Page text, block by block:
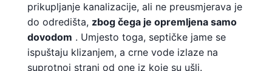
prikupljanje kanalizacije, ali ne preusmjerava je
do odredišta, zbog čega je opremljena samo
dovodom . Umjesto toga, septičke jame se
ispuštaju klizanjem, a crne vode izlaze na
suprotnoj strani od one iz koje su ušli.